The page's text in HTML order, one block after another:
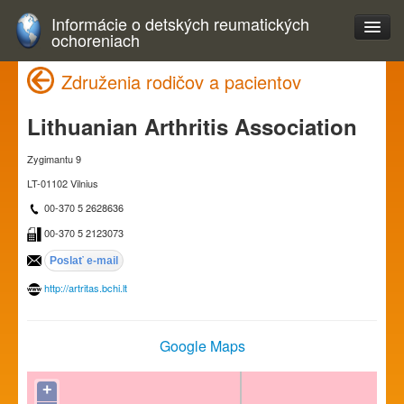
Informácie o detských reumatických
ochoreniach
Združenia rodičov a pacientov
Lithuanian Arthritis Association
Zygimantu 9
LT-01102 Vilnius
00-370 5 2628636
00-370 5 2123073
http://artritas.bchi.lt
Google Maps
+